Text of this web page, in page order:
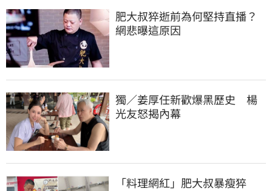
肥大叔猝逝前為何堅持直播？
網悲曝這原因
獨／姜厚任新歡爆黑歷史　楊
光友怒揭內幕
「料理網紅」肥大叔暴瘦猝